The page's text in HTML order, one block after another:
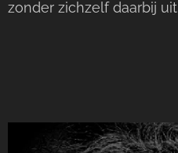
zonder zichzelf daarbij